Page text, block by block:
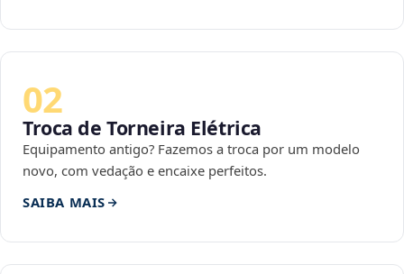
02
Troca de Torneira Elétrica
Equipamento antigo? Fazemos a troca por um modelo
novo, com vedação e encaixe perfeitos.
SAIBA MAIS